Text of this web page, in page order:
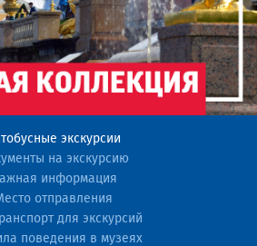
экскурсии
на экскурсию
информация
отправления
для экскурсий
поведения в музеях